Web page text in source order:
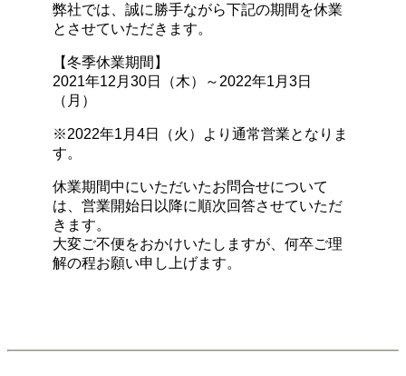
弊社では、誠に勝手ながら下記の期間を休業
とさせていただきます。
【冬季休業期間】
2021年12月30日（木）～2022年1月3日
（月）
※2022年1月4日（火）より通常営業となりま
す。
休業期間中にいただいたお問合せについて
は、営業開始日以降に順次回答させていただ
きます。
大変ご不便をおかけいたしますが、何卒ご理
解の程お願い申し上げます。